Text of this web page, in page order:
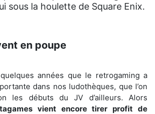
sous la houlette de Square Enix.
en poupe
années que le retrogaming a
dans nos ludothèques, que l’on
les débuts du JV d’ailleurs. Alors
vient encore tirer profit de